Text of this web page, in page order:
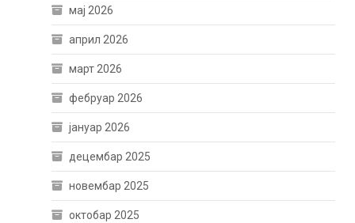
мај 2026
април 2026
март 2026
фебруар 2026
јануар 2026
децембар 2025
новембар 2025
октобар 2025